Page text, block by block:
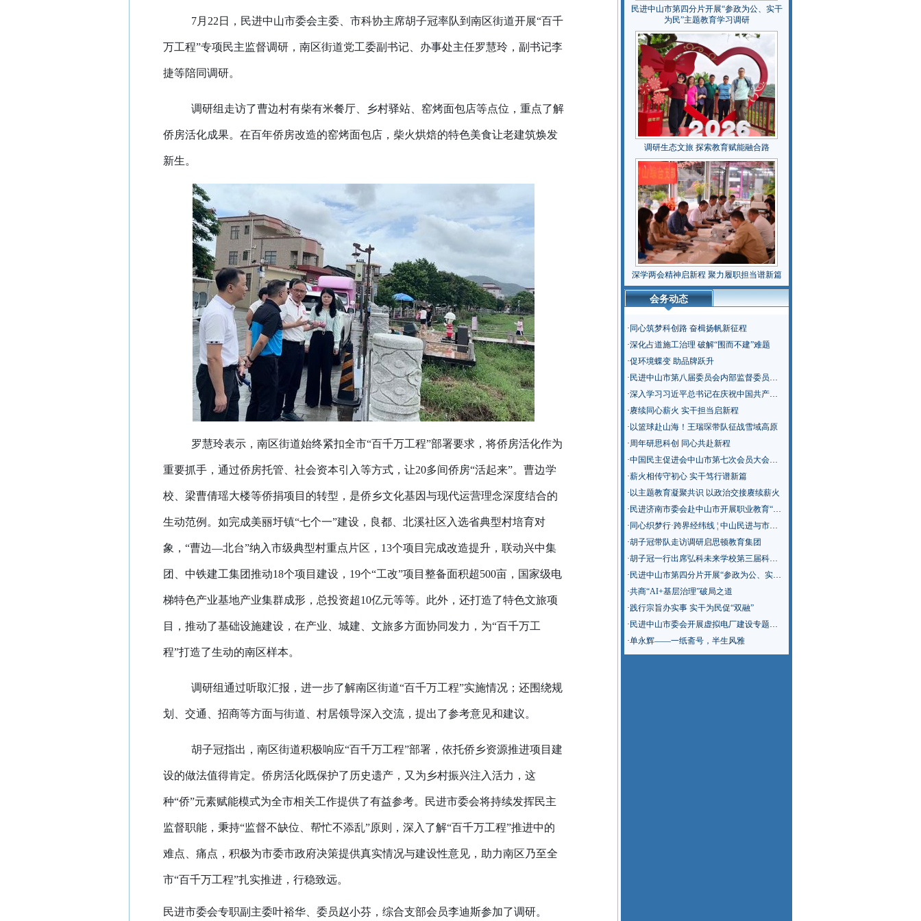
7月 22 日，民进中山市委会主委、市科协主席胡子冠率队到南区街道开展“百千
万工程”专项民主监督调研，南区街道党工委副书记、办事处主任罗慧玲，副书记李
捷等陪同调研。
调研组走访了曹边村有柴有米餐厅、乡村驿站、窑烤面包店等点位，重点了解
侨房活化成果。在百年侨房改造的窑烤面包店，柴火烘焙的特色美食让老建筑焕发
新生。
罗慧玲表示，南区街道始终紧扣全市“百千万工程”部署要求，将侨房活化作为
重要抓手，通过侨房托管、社会资本引入等方式，让20多间侨房“活起来”。曹边学
校、梁曹倩瑶大楼等侨捐项目的转型，是侨乡文化基因与现代运营理念深度结合的
生动范例。如完成美丽圩镇“七个一”建设，良都、北溪社区入选省典型村培育对
象，“曹边—北台”纳入市级典型村重点片区，13个项目完成改造提升，联动兴中集
团、中铁建工集团推动18个项目建设，19个“工改”项目整备面积超500亩，国家级电
梯特色产业基地产业集群成形，总投资超10亿元等等。此外，还打造了特色文旅项
目，推动了基础设施建设，在产业、城建、文旅多方面协同发力，为“百千万工
程”打造了生动的南区样本。
调研组通过听取汇报，进一步了解南区街道“百千万工程”实施情况；还围绕规
划、交通、招商等方面与街道、村居领导深入交流，提出了参考意见和建议。
胡子冠指出，南区街道积极响应“百千万工程”部署，依托侨乡资源推进项目建
设的做法值得肯定。侨房活化既保护了历史遗产，又为乡村振兴注入活力，这
种“侨”元素赋能模式为全市相关工作提供了有益参考。民进市委会将持续发挥民主
监督职能，秉持“监督不缺位、帮忙不添乱”原则，深入了解“百千万工程”推进中的
难点、痛点，积极为市委市政府决策提供真实情况与建设性意见，助力南区乃至全
市“百千万工程”扎实推进，行稳致远。
民进市委会专职副主委叶裕华、委员赵小芬，综合支部会员李迪斯参加了调研。
民进中山市第四分片开展“参政为公、实干
为民”主题教育学习调研
调研生态文旅 探索教育赋能融合路
深学两会精神启新程 聚力履职担当谱新篇
会务动态
· 同心筑梦科创路 奋楫扬帆新征程
·深化占道施工治理 破解“围而不建”难题
·促环境蝶变 助品牌跃升
· 民进中山市第八届委员会内部监督委员会召开第一次会议
·深入学习习近平总书记在庆祝中国共产党成立105周年大会上的重要讲话精神
·赓续同心薪火 实干担当启新程
· 以篮球赴山海！王瑞琛带队征战雪域高原
·周年研思科创 同心共赴新程
·中国民主促进会中山市第七次会员大会召开
·薪火相传守初心 实干笃行谱新篇
· 以主题教育凝聚共识 以政治交接赓续薪火
· 民进济南市委会赴中山市开展职业教育“新双高”建设专题调研
· 同心织梦行·跨界经纬线 ¦ 中山民进与市教师发展中心“青春聊聊吧”活动走进南侨英才学校
·胡子冠带队走访调研启思顿教育集团
·胡子冠一行出席弘科未来学校第三届科技节
· 民进中山市第四分片开展“参政为公、实干为民”主题教育学习调研
·共商“AI+基层治理”破局之道
·践行宗旨办实事 实干为民促“双融”
· 民进中山市委会开展虚拟电厂建设专题调研
·单永辉——一纸斋号，半生风雅